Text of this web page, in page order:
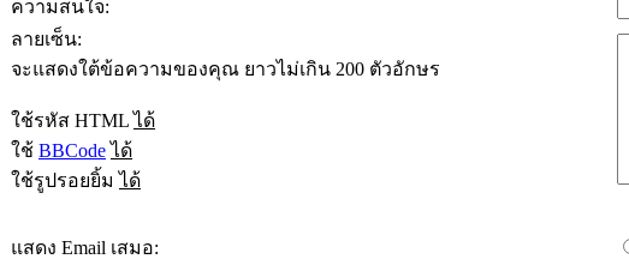
ความสนใจ:
ลายเซ็น:
จะแสดงใต้ข้อความของคุณ ยาวไม่เกิน 200 ตัวอักษร
ใช้รหัส HTMLได้
ใช้ BBCode ได้
ใช้รูปรอยยิ้มได้
แสดง Email เสมอ: